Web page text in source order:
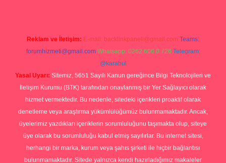
Reklam ve İletişim: E-mail: backlinkpaneli@gmail.com Teams:
forumhizmeti@gmail.com Whatsapp: 0262 606 0 726 Telegram:
@karabul
Yasal Uyarı: Sitemiz, 5651 Sayılı Kanun gereğince Bilgi Teknolojileri ve
İletişim Kurumu (BTK) tarafından onaylanmış bir Yer Sağlayıcı olarak
hizmet vermektedir. Bu nedenle, sitedeki içerikleri proaktif olarak
denetleme veya araştırma yükümlülüğümüz bulunmamaktadır. Ancak,
üyelerimiz yazdıkları içeriklerin sorumluluğunu taşımakta olup, siteye
üye olarak bu sorumluluğu kabul etmiş sayılırlar. Bu internet sitesi,
herhangi bir marka, kurum veya şahıs şirketi ile hiçbir bağlantısı
bulunmamaktadır. Sitede yalnızca kendi hazırladığımız makaleler